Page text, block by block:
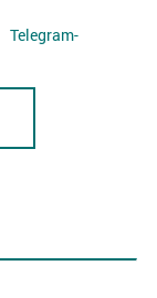
Telegram-